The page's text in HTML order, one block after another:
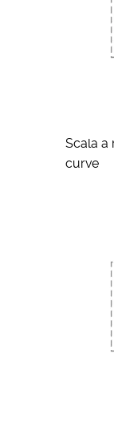
Scala a
curve